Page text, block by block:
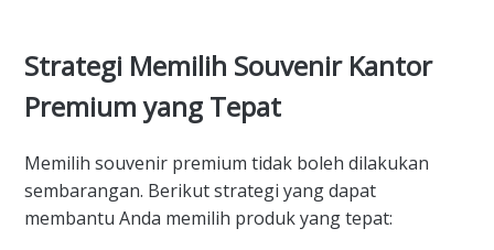
Strategi Memilih Souvenir Kantor
Premium yang Tepat
Memilih souvenir premium tidak boleh dilakukan
sembarangan. Berikut strategi yang dapat
membantu Anda memilih produk yang tepat: